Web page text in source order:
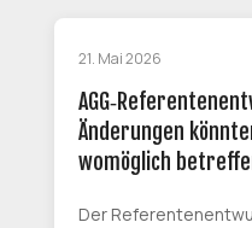
21. Mai 2026
Änderungen
womöglich
Der